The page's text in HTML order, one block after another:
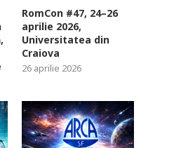
RomCon #47, 24–26
aprilie 2026,
Universitatea din
Craiova
26 aprilie 2026